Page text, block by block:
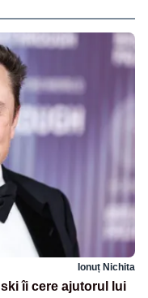
Ionuț Nichita
îi cere ajutorul lui